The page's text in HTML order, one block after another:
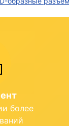
более